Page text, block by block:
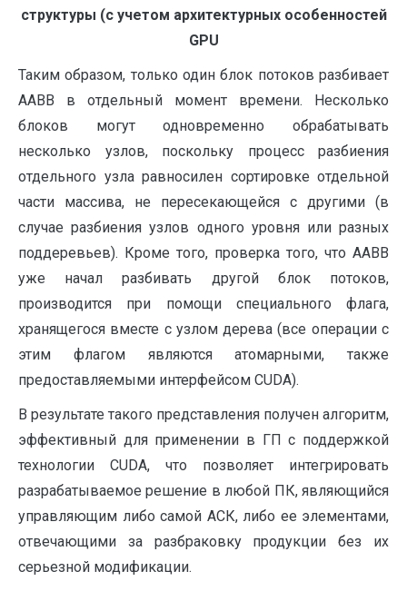
структуры (с учетом архитектурных особенностей
GPU
Таким образом, только один блок потоков разбивает
AABB в отдельный момент времени. Несколько
блоков могут одновременно обрабатывать
несколько узлов, поскольку процесс разбиения
отдельного узла равносилен сортировке отдельной
части массива, не пересекающейся с другими (в
случае разбиения узлов одного уровня или разных
поддеревьев). Кроме того, проверка того, что AABB
уже начал разбивать другой блок потоков,
производится при помощи специального флага,
хранящегося вместе с узлом дерева (все операции с
этим флагом являются атомарными, также
предоставляемыми интерфейсом CUDA).
В результате такого представления получен алгоритм,
эффективный для применении в ГП с поддержкой
технологии CUDA, что позволяет интегрировать
разрабатываемое решение в любой ПК, являющийся
управляющим либо самой АСК, либо ее элементами,
отвечающими за разбраковку продукции без их
серьезной модификации.